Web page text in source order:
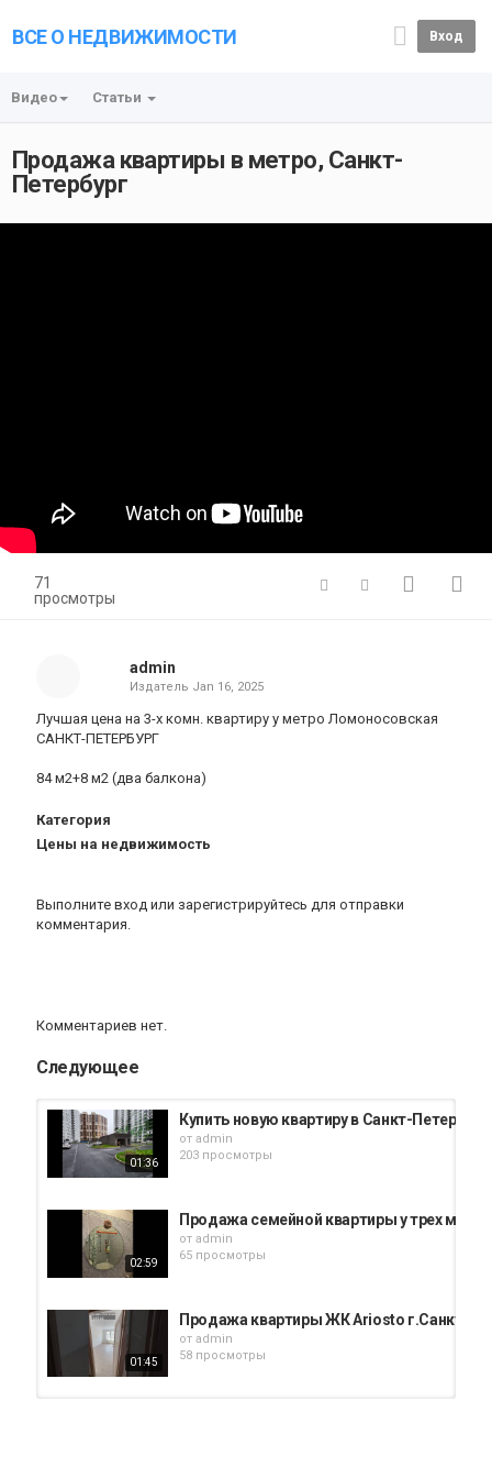
ВСЕ О НЕДВИЖИМОСТИ Вход
Видео Статьи
Продажа квартиры в метро, Санкт-
Петербург
71
просмотры
admin
Издатель Jan 16, 2025
Лучшая цена на 3-х комн. квартиру у метро Ломоносовская
САНКТ-ПЕТЕРБУРГ
84 м2+8 м2 (два балкона)
Категория
Цены на недвижимость
Выполните вход или зарегистрируйтесь для отправки
комментария.
Комментариев нет.
Следующее
01:36
Купить новую квартиру в Санкт-
от admin
203 просмотры
02:59
Продажа семейной квартиры у трех
от admin
65 просмотры
01:45
Продажа квартиры ЖК Ariosto г.Санкт-
от admin
58 просмотры